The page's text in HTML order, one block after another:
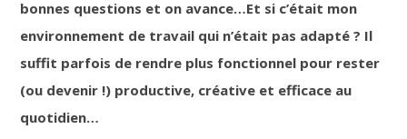
bonnes questions et on avance…Et si c’était mon
environnement de travail qui n’était pas adapté ? Il
suffit parfois de rendre plus fonctionnel pour rester
(ou devenir !) productive, créative et efficace au
quotidien…